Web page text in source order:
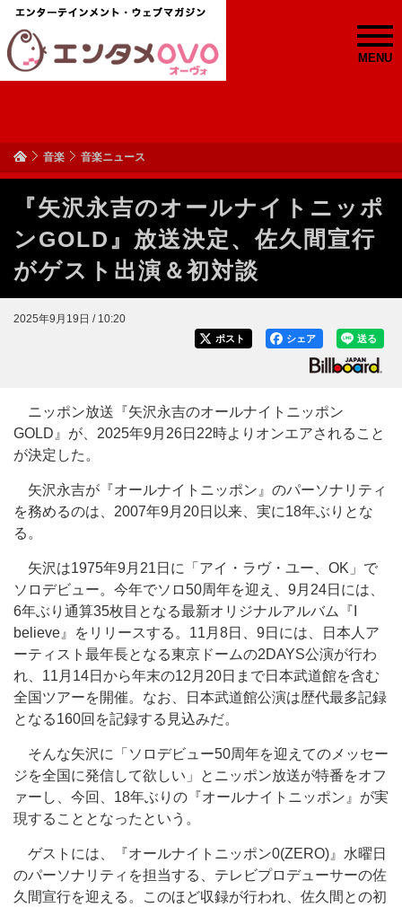
MENU
音楽 音楽ニュース
『矢沢永吉のオールナイトニッポ
ンGOLD』放送決定、佐久間宣行
がゲスト出演＆初対談
2025年9月19日 / 10:20
送る
シェア
ポスト
ニッポン放送『矢沢永吉のオールナイトニッポン
GOLD』が、2025年9月26日22時よりオンエアされること
が決定した。
矢沢永吉が『オールナイトニッポン』のパーソナリティ
を務めるのは、2007年9月20日以来、実に18年ぶりとな
る。
矢沢は1975年9月21日に「アイ・ラヴ・ユー、OK」で
ソロデビュー。今年でソロ50周年を迎え、9月24日には、
6年ぶり通算35枚目となる最新オリジナルアルバム『I
believe』をリリースする。11月8日、9日には、日本人ア
ーティスト最年長となる東京ドームの2DAYS公演が行わ
れ、11月14日から年末の12月20日まで日本武道館を含む
全国ツアーを開催。なお、日本武道館公演は歴代最多記録
となる160回を記録する見込みだ。
そんな矢沢に「ソロデビュー50周年を迎えてのメッセー
ジを全国に発信して欲しい」とニッポン放送が特番をオフ
ァーし、今回、18年ぶりの『オールナイトニッポン』が実
現することとなったという。
ゲストには、『オールナイトニッポン0(ZERO)』水曜日
のパーソナリティを担当する、テレビプロデューサーの佐
久間宣行を迎える。このほど収録が行われ、佐久間との初